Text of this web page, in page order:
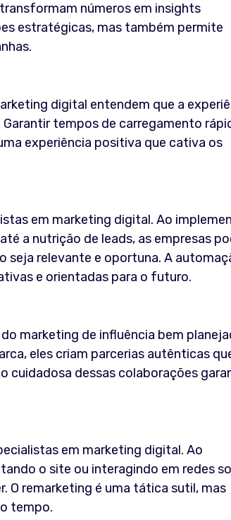
números em insights
estratégicas, mas também permite
digital entendem que a
tempos de carregamento
experiência positiva que cativa os
em marketing digital. Ao
a nutrição de leads, as empresas
seja relevante e oportuna. A
e orientadas para o futuro.
marketing de influência bem
eles criam parcerias autênticas
cuidadosa dessas colaborações
em marketing digital. Ao
o site ou interagindo em redes
O remarketing é uma tática sutil, mas
tempo.